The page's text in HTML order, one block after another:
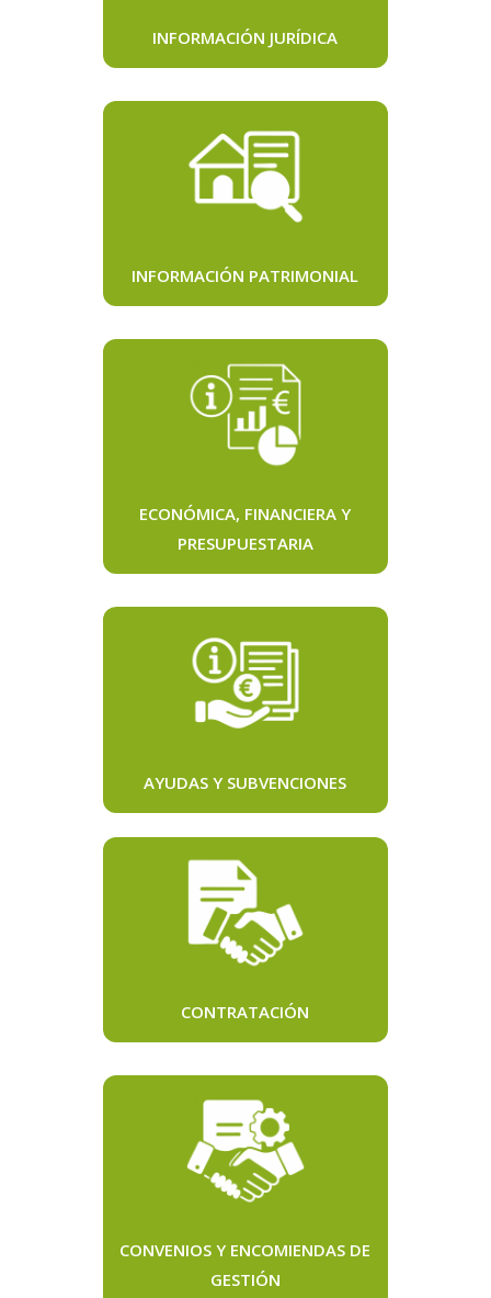
INFORMACIÓN JURÍDICA
INFORMACIÓN PATRIMONIAL
ECONÓMICA, FINANCIERA Y
PRESUPUESTARIA
AYUDAS Y SUBVENCIONES
CONTRATACIÓN
CONVENIOS Y ENCOMIENDAS DE
GESTIÓN